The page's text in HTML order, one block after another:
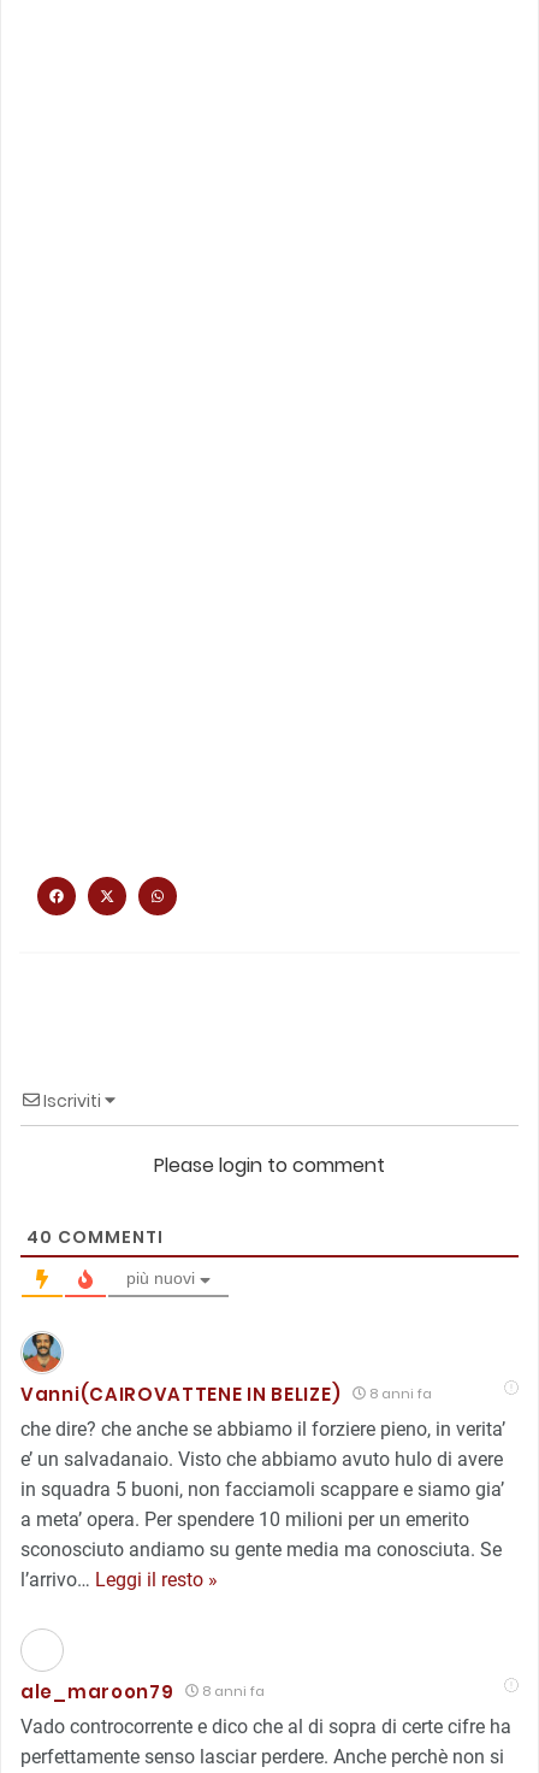
Iscriviti
Please login to comment
40 COMMENTI
più nuovi
Vanni(CAIROVATTENE IN BELIZE) 8 anni fa
che dire? che anche se abbiamo il forziere pieno, in verita’
e’ un salvadanaio. Visto che abbiamo avuto hulo di avere
in squadra 5 buoni, non facciamoli scappare e siamo gia’
a meta’ opera. Per spendere 10 milioni per un emerito
sconosciuto andiamo su gente media ma conosciuta. Se
l’arrivo… Leggi il resto »
ale_maroon79 8 anni fa
Vado controcorrente e dico che al di sopra di certe cifre ha
perfettamente senso lasciar perdere. Anche perchè non si